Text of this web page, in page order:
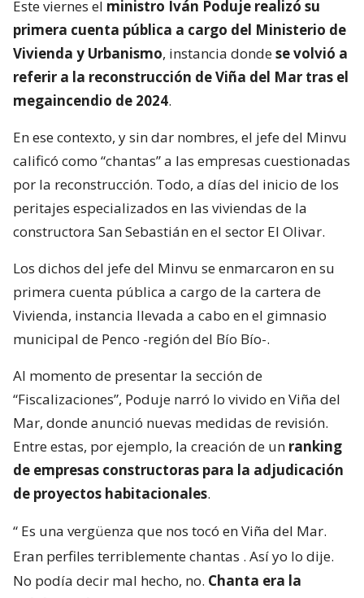
visitas
VER RESUMEN
primera cuenta pública a cargo del Ministerio de
Vivienda y Urbanismo , instancia dondese volvió a
referir a la reconstrucción de Viña del Mar tras el
megaincendio de 2024
calificó como “chantas” a las empresas cuestionadas
por la reconstrucción. Todo, a días del inicio de los
peritajes especializados en las viviendas de la
constructora San Sebastián en el sector El Olivar.
Los dichos del jefe del Minvu se enmarcaron en su
primera cuenta pública a cargo de la cartera de
Vivienda, instancia llevada a cabo en el gimnasio
municipal de Penco -región del Bío Bío-.
Al momento de presentar la sección de
Mar, donde anunció nuevas medidas de revisión.
Entre estas, por ejemplo, la creación de un ranking
de empresas constructoras para la adjudicación